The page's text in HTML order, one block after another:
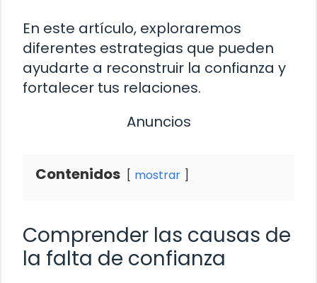
En este artículo, exploraremos
diferentes estrategias que pueden
ayudarte a reconstruir la confianza y
fortalecer tus relaciones.
Anuncios
Contenidos mostrar
Comprender las causas de
la falta de confianza